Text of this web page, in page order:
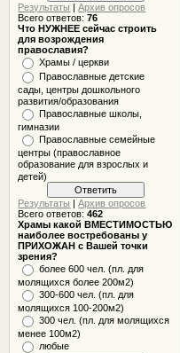
Результаты |Архив опросов
Всего ответов:76
Что НУЖНЕЕ сейчас строить
для возрождения
православия?
Храмы / церкви
Православные детские
сады, центры дошкольного
развития/образования
Православные школы,
гимназии
Православные семейные
центры (православное
образование для взрослых и
детей)
Результаты |Архив опросов
Всего ответов:462
Храмы какой ВМЕСТИМОСТЬЮ
наиболее востребованы у
ПРИХОЖАН с Вашей точки
зрения?
более 600 чел. (пл. для
молящихся более 200м2)
300-600 чел. (пл. для
молящихся 100-200м2)
300 чел. (пл. для молящихся
менее 100м2)
любые